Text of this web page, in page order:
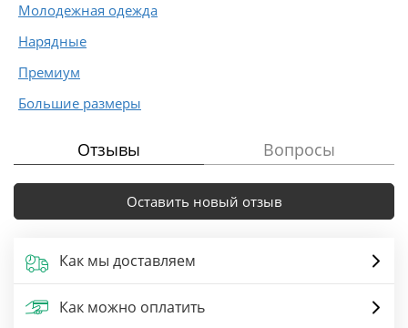
Молодежная одежда
Нарядные
Премиум
Большие размеры
Отзывы Вопросы
Оставить новый отзыв
Как мы доставляем
Как можно оплатить